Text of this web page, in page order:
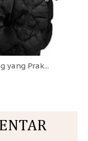
yang Prak...